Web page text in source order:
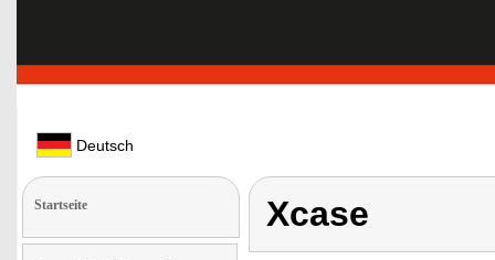
Deutsch
Startseite Xcase